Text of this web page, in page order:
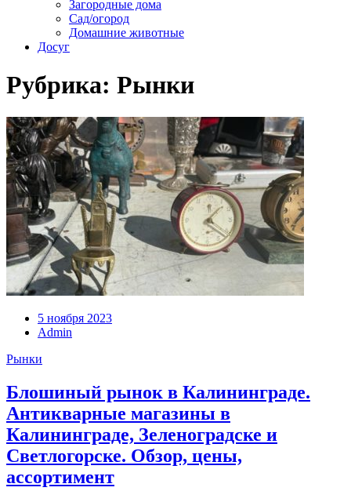
Загородные дома
Сад/огород
Домашние животные
Досуг
Рубрика: Рынки
5 ноября 2023
Admin
Рынки
Блошиный рынок в Калининграде.
Антикварные магазины в
Калининграде, Зеленоградске и
Светлогорске. Обзор, цены,
ассортимент